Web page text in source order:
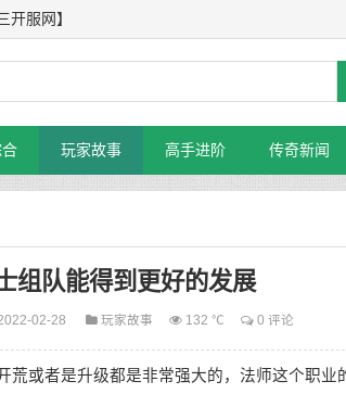
服网】
玩家故事 高手进阶 传奇新闻
组队能得到更好的发展
02-28 玩家故事 132 ℃ 0 评论
或者是升级都是非常强大的，法师这个职业